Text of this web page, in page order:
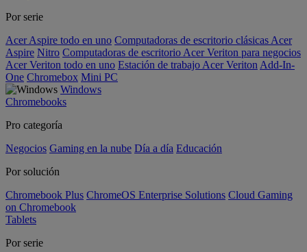
Por serie
Acer Aspire todo en uno Computadoras de escritorio clásicas Acer
Aspire Nitro Computadoras de escritorio Acer Veriton para negocios
Acer Veriton todo en uno Estación de trabajo Acer Veriton Add-In-
One Chromebox Mini PC
Windows
Chromebooks
Pro categoría
Negocios Gaming en la nube Día a día Educación
Por solución
Chromebook Plus ChromeOS Enterprise Solutions Cloud Gaming
on Chromebook
Tablets
Por serie